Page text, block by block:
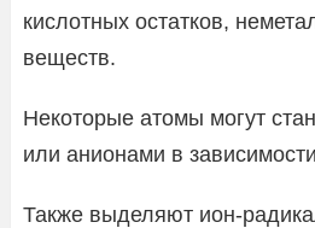
кислотных остатков,
веществ.
Некоторые атомы могут
или анионами в
Также выделяют ион-